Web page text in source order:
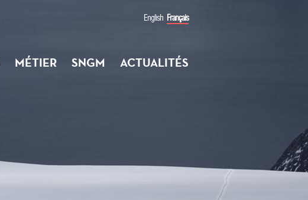
English Français
MÉTIER SNGM ACTUALITÉS